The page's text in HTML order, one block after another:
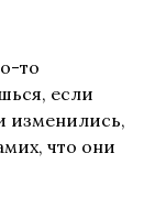
то
если
изменились,
что они